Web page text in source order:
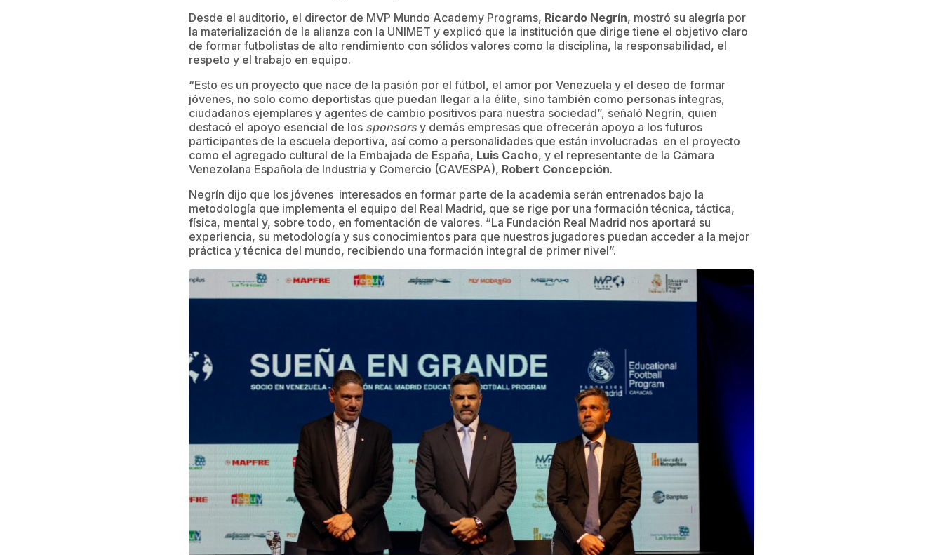
Desde el auditorio, el director de MVP Mundo Academy Programs, Ricardo Negrín, mostró su alegría por
la materialización de la alianza con la UNIMET y explicó que la institución que dirige tiene el objetivo claro
de formar futbolistas de alto rendimiento con sólidos valores como la disciplina, la responsabilidad, el
respeto y el trabajo en equipo.
“Esto es un proyecto que nace de la pasión por el fútbol, el amor por Venezuela y el deseo de formar
jóvenes, no solo como deportistas que puedan llegar a la élite, sino también como personas íntegras,
ciudadanos ejemplares y agentes de cambio positivos para nuestra sociedad”, señaló Negrín, quien
destacó el apoyo esencial de los sponsorsy demás empresas que ofrecerán apoyo a los futuros
participantes de la escuela deportiva, así como a personalidades que están involucradas en el proyecto
como el agregado cultural de la Embajada de España, Luis Cacho, y el representante de la Cámara
Venezolana Española de Industria y Comercio (CAVESPA), Robert Concepción.
Negrín dijo que los jóvenes interesados en formar parte de la academia serán entrenados bajo la
metodología que implementa el equipo del Real Madrid, que se rige por una formación técnica, táctica,
física, mental y, sobre todo, en fomentación de valores. “La Fundación Real Madrid nos aportará su
experiencia, su metodología y sus conocimientos para que nuestros jugadores puedan acceder a la mejor
práctica y técnica del mundo, recibiendo una formación integral de primer nivel”.